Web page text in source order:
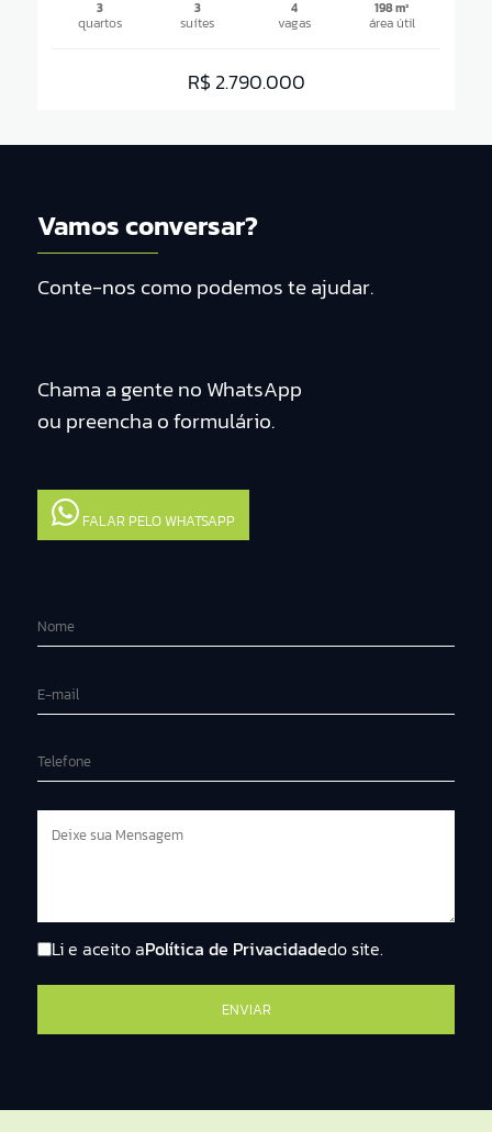
3
quartos
3
suítes
4
vagas
198 m²
área útil
R$ 2.790.000
Vamos conversar?
Conte-nos como podemos te ajudar.
Chama a gente no WhatsApp
ou preencha o formulário.
FALAR PELO WHATSAPP
Li e aceito aPolítica de Privacidadedo site.